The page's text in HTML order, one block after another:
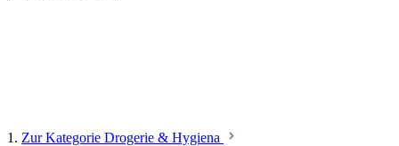
1. Zur Kategorie Drogerie & Hygiena